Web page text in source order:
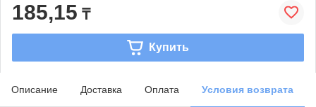
185,15 ₸
Купить
Описание Доставка Оплата Условия возврата